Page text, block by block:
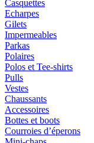
Casquettes
Echarpes
Gilets
Impermeables
Parkas
Polaires
Polos et Tee-shirts
Pulls
Vestes
Chaussants
Accessoires
Bottes et boots
Courroies d’éperons